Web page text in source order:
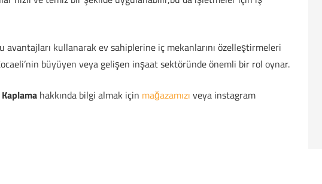
avantajları kullanarak ev sahiplerine iç mekanlarını özelleştirmeleri
büyüyen veya gelişen inşaat sektöründe önemli bir rol oynar.
hakkında bilgi almak için mağazamızı veya instagram